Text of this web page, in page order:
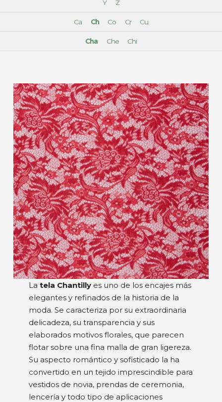
Y Z
Ca Ch Co Cr Cu
Cha Che Chi
Latela Chantilly es uno de los encajes más
elegantes y refinados de la historia de la
moda. Se caracteriza por su extraordinaria
delicadeza, su transparencia y sus
elaborados motivos florales, que parecen
flotar sobre una fina malla de gran ligereza.
Su aspecto romántico y sofisticado la ha
convertido en un tejido imprescindible para
vestidos de novia, prendas de ceremonia,
lencería y todo tipo de aplicaciones